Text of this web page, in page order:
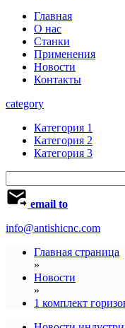
Главная
О нас
Станки
Применения
Новости
Контакты
category
Категория 1
Категория 2
Категория 3
email to
info@antishicnc.com
Главная страница
»
Новости
»
1 комплект